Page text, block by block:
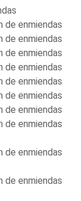
de enmiendas
de enmiendas
de enmiendas
de enmiendas
de enmiendas
de enmiendas
de enmiendas
de enmiendas
de enmiendas
de enmiendas